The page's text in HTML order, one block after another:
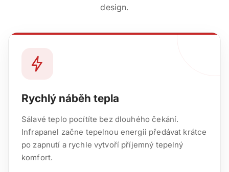
design.
Rychlý náběh tepla
Sálavé teplo pocítíte bez dlouhého čekání.
Infrapanel začne tepelnou energii předávat krátce
po zapnutí a rychle vytvoří příjemný tepelný
komfort.